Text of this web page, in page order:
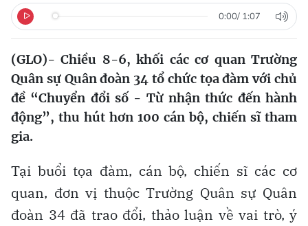
0:00/ 1:07
(GLO)- Chiều 8-6, khối các cơ quan Trường
Quân sự Quân đoàn 34 tổ chức tọa đàm với chủ
đề “Chuyển đổi số - Từ nhận thức đến hành
động”, thu hút hơn 100 cán bộ, chiến sĩ tham
gia.
Tại buổi tọa đàm, cán bộ, chiến sĩ các cơ
quan, đơn vị thuộc Trường Quân sự Quân
đoàn 34 đã trao đổi, thảo luận về vai trò, ý